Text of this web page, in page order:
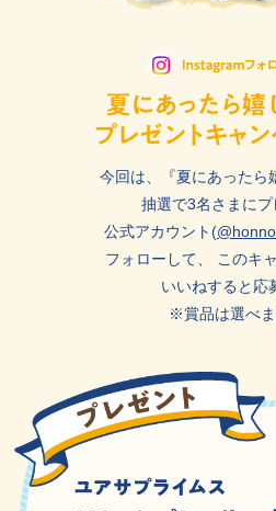
今回は、『夏にあったら
抽選で3名さまにプ
公式アカウント(
フォローして、
このキ
いいねすると応
※賞品は選べま